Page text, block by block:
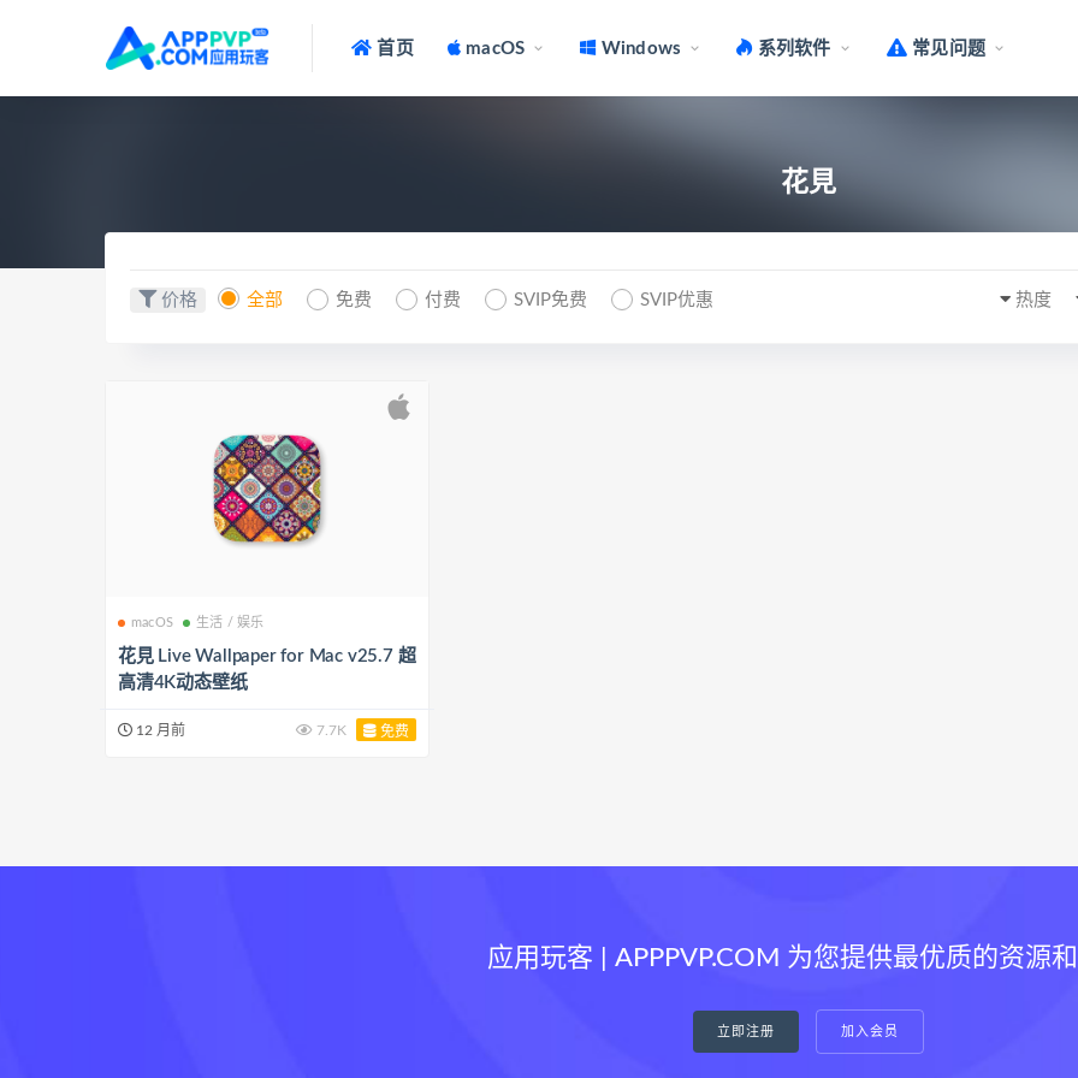
首页 macOS Windows 系列软件 常见问题
花見
价格 全部 免费 付费 SVIP免费 SVIP优惠 热度
macOS 生活 / 娱乐
花見 Live Wallpaper for Mac v25.7 超
高清4K动态壁纸
12 月前 7.7K 免费
应用玩客 | APPPVP.COM 为您提供最优质的资源
立即注册 加入会员